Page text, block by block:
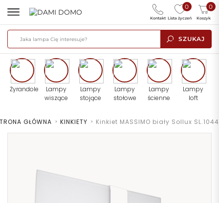
SZUKAJ
0
Lista życzeń
0
Koszyk
Kontakt
Żyrandole
Lampy
wiszące
Lampy
stojące
Lampy
stołowe
Lampy
ścienne
Lampy
loft
GŁÓWNA > KINKIETY > Kinkiet MASSIMO biały Sollux SL.1044